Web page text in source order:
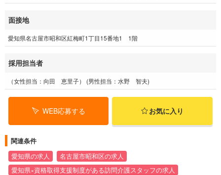
面接地
愛知県名古屋市昭和区紅梅町1丁目15番地1 1階
採用担当者
（女性担当：向田 恵里子） (男性担当：水野 智夫)
WEB応募する お気に入り
関連条件
愛知県の求人
名古屋市昭和区の求人
愛知県×資格取得支援制度がある訪問介護スタッフの求人